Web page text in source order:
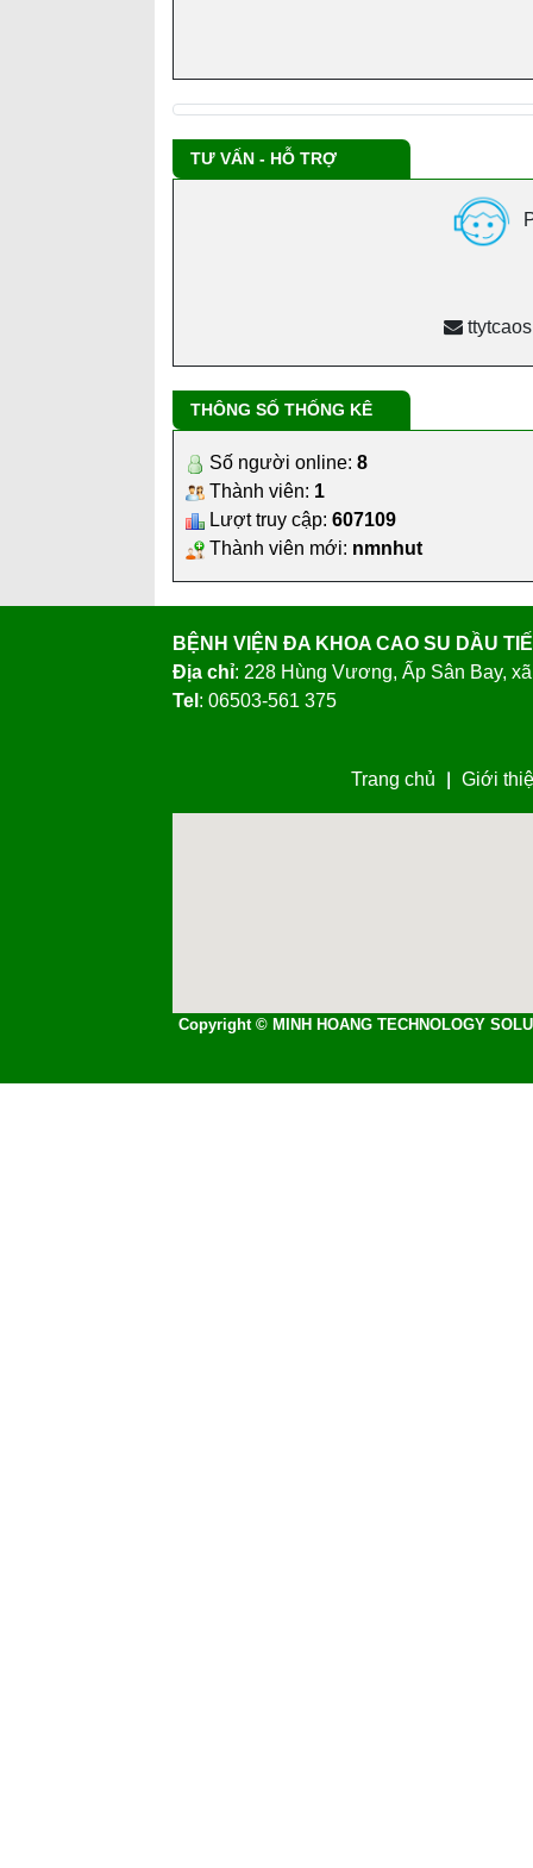
THÔNG SỐ THỐNG KÊ
Thành viên:1
Lượt truy cập:607109
Thành viên mới:
nmnhut
: 228 Hùng Vương, Ấp Sân Bay,
Tel: 06503-561 375